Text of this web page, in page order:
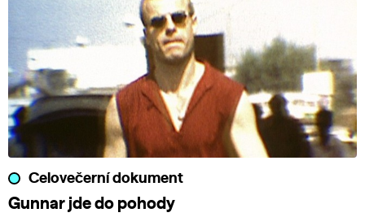
Celovečerní dokument
Gunnar jde do pohody